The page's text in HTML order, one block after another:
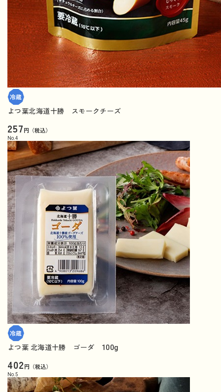
よつ葉北海道十勝 スモークチーズ
257円（税込）
No. 4
よつ葉 北海道十勝 ゴーダ 100g
402円（税込）
No. 5